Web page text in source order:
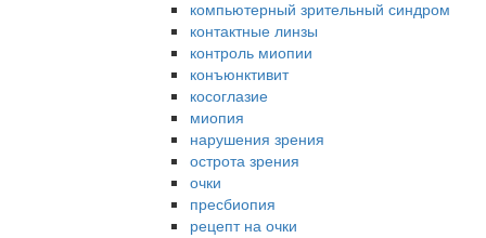
компьютерный зрительный синдром
контактные линзы
контроль миопии
конъюнктивит
косоглазие
миопия
нарушения зрения
острота зрения
очки
пресбиопия
рецепт на очки